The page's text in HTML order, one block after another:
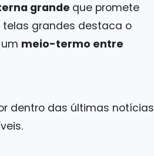
grande que promete
telas grandes destaca o
meio-termo entre
dentro das últimas notícias